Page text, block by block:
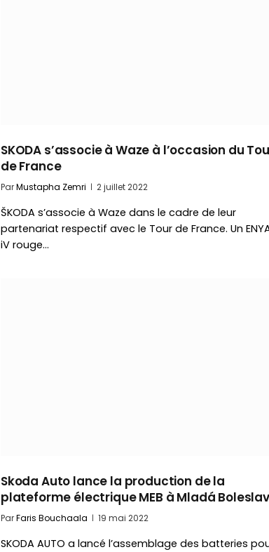
SKODA s’associe à Waze à l’occasion du
de France
ParMustapha Zemri 2 juillet 2022
ŠKODA s’associe à Waze dans le cadre de leur
partenariat respectif avec le Tour de France. Un
iV rouge…
Skoda Auto lance la production de la
plateforme électrique MEB à Mladá Boleslav
ParFaris Bouchaala 19 mai 2022
SKODA AUTO a lancé l’assemblage des batteries